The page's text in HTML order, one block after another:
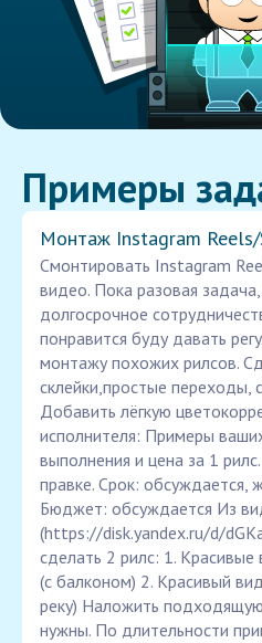
Примеры
Монтаж Instagram
Смонтировать Instagram
видео. Пока разовая
долгосрочное
понравится буду давать
монтажу похожих рилсов.
склейки,простые переходы,
Добавить лёгкую
исполнителя: Примеры
выполнения и цена за 1
правке. Срок: обсуждается,
Бюджет: обсуждается Из
(https://disk.yandex.ru/d/
сделать 2 рилс: 1.
(с балконом) 2. Красивый
реку) Наложить
нужны. По длительности